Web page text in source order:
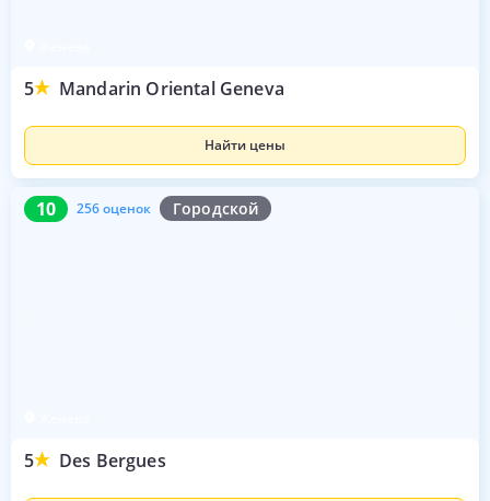
5 Mandarin Oriental Geneva
Найти цены
10 256 оценок Городской
5 Des Bergues
10 256 оценок